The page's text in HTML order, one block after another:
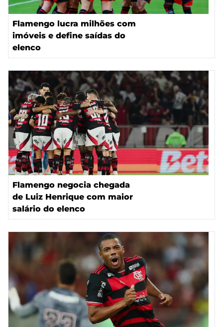
Flamengo lucra milhões com
imóveis e define saídas do
elenco
Flamengo negocia chegada
de Luiz Henrique com maior
salário do elenco